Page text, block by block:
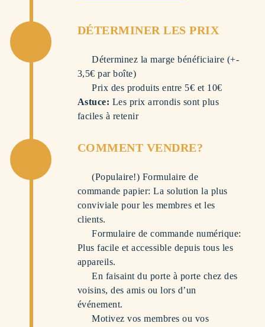
DÉTERMINER LES PRIX
Déterminez la marge bénéficiaire (+-
3,5€ par boîte)
Prix des produits entre 5€ et 10€
Astuce: Les prix arrondis sont plus
faciles à retenir
COMMENT VENDRE?
(Populaire!) Formulaire de
commande papier: La solution la plus
conviviale pour les membres et les
clients.
Formulaire de commande numérique:
Plus facile et accessible depuis tous les
appareils.
En faisaint du porte à porte chez des
voisins, des amis ou lors d’un
événement.
Motivez vos membres ou vos